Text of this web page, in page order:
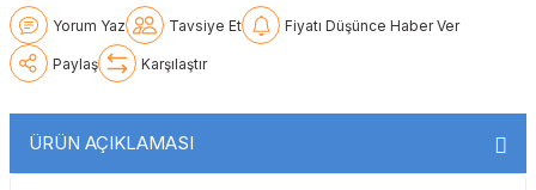
Ricoh
Ricoh
Toshiba
Yorum Yaz Tavsiye Et Fiyatı Düşünce Haber Ver
Paylaş Karşılaştır
ÜRÜN AÇIKLAMASI